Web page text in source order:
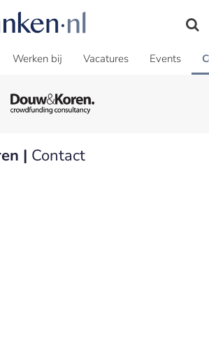
Werken bij Vacatures Events
| Contact